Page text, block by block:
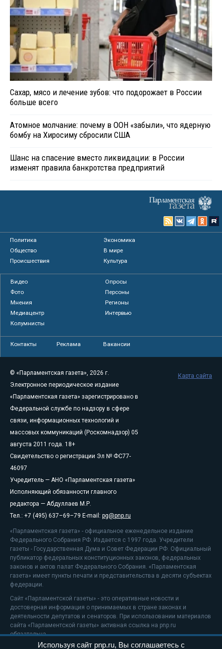
Сахар, мясо и лечение зубов: что подорожает в России
больше всего
Атомное молчание: почему в ООН «забыли», что ядерную
бомбу на Хиросиму сбросили США
Шанс на спасение вместо ликвидации: в России
изменят правила банкротства предприятий
Политика
Экономика
Общество
В мире
Происшествия
Культура
Видео
Опросы
Фото
Персоны
Мнения
Регионы
Медиацентр
Интервью
Колумнисты
Контакты Реклама Вакансии
© «Парламентская газета», 2026 г.
Электронное периодическое издание
«Парламентская газета» зарегистрировано в
Федеральной службе по надзору в сфере
связи, информационных технологий и
массовых коммуникаций (Роскомнадзор) 05
августа 2011 года. 18+
Свидетельство о регистрации Эл № ФС77-
46097
Учредитель — АНО «Парламентская газета»
Исполняющий обязанности главного
редактора — Абдуллаев М.Р.
Тел.: +7 (495) 637–69–79 E-mail: pg@pnp.ru
«Парламентская газета» - официальное еженедельное издание
Федерального Собрания РФ. Издается с 1997 года. Учредители
газеты - Государственная Дума и Совет Федерации РФ. Официальный
публикатор федеральных конституционных законов, федеральных
законов и актов палат Федерального Собрания. «Парламентская
газета» имеет пункты печати и представительства в десяти субъектах
федерации.
Сайт «Парламентской газеты» - это оперативные новости и
достоверная информация о принимаемых в стране законах и
деятельности депутатов и сенаторов. При использовании материалов
сайта «Парламентской газеты» активная ссылка на pnp.ru
обязательна.
Карта сайта
Используя сайт pnp.ru, Вы соглашаетесь с